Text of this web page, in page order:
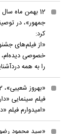
جمهور»، در
کرد:
«از فیلم‌های
خصوصی
را به همه
فیلم سینمایی
«امیدوارم فیلم